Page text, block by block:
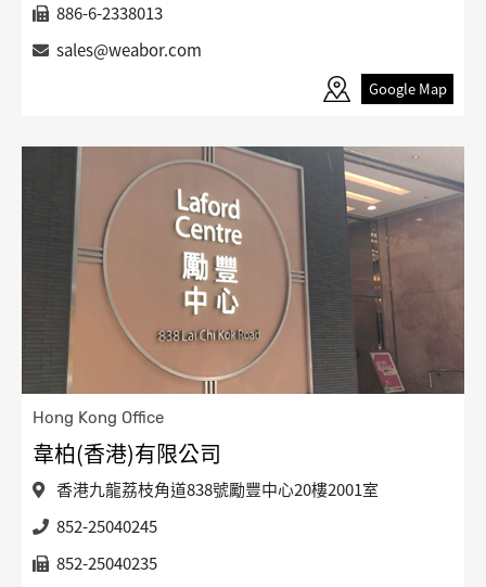
886-6-2338013
sales@weabor.com
Google Map
Hong Kong Office
韋柏(香港)有限公司
香港九龍荔枝角道838號勵豐中心20樓2001室
852-25040245
852-25040235